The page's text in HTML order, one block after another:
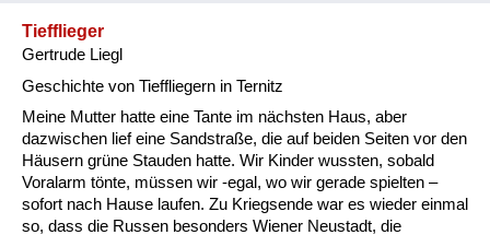
bombardiert.
Tiefflieger
Gertrude Liegl
Geschichte von Tieffliegern in Ternitz
Meine Mutter hatte eine Tante im nächsten Haus, aber
dazwischen lief eine Sandstraße, die auf beiden Seiten vor den
Häusern grüne Stauden hatte. Wir Kinder wussten, sobald
Voralarm tönte, müssen wir -egal, wo wir gerade spielten –
sofort nach Hause laufen. Zu Kriegsende war es wieder einmal
so, dass die Russen besonders Wiener Neustadt, die